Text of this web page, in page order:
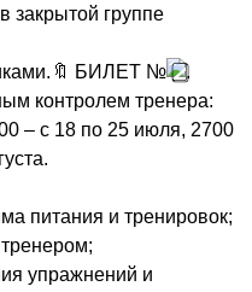
закрытой группе
БИЛЕТ №
.
контролем тренера:
– с 18 по 25 июля, 2700
питания и тренировок;
упражнений и